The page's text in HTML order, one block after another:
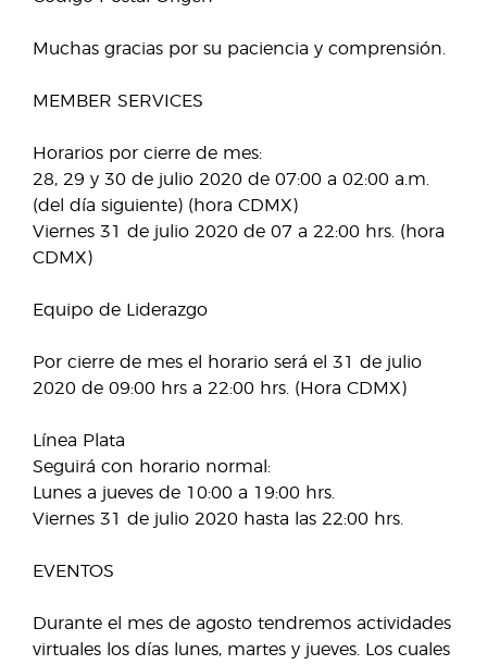
Muchas gracias por su paciencia y comprensión.
MEMBER SERVICES
Horarios por cierre de mes:
28, 29 y 30 de julio 2020 de 07:00 a 02:00 a.m.
(del día siguiente) (hora CDMX)
Viernes 31 de julio 2020 de 07 a 22:00 hrs. (hora
CDMX)
Equipo de Liderazgo
Por cierre de mes el horario será el 31 de julio
2020 de 09:00 hrs a 22:00 hrs. (Hora CDMX)
Línea Plata
Seguirá con horario normal:
Lunes a jueves de 10:00 a 19:00 hrs.
Viernes 31 de julio 2020 hasta las 22:00 hrs.
EVENTOS
Durante el mes de agosto tendremos actividades
virtuales los días lunes, martes y jueves. Los cuales